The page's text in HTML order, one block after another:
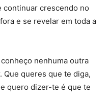
continuar crescendo no
e se revelar em toda a
nenhuma outra
Que queres que te diga,
quero dizer-te é que te